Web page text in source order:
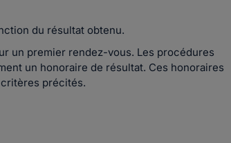
du résultat obtenu.
un premier rendez-vous. Les procédures
un honoraire de résultat. Ces honoraires
précités.